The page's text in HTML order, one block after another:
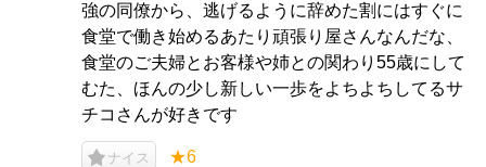
強の同僚から、逃げるように辞めた割にはすぐに
食堂で働き始めるあたり頑張り屋さんなんだな、
食堂のご夫婦とお客様や姉との関わり55歳にして
むた、ほんの少し新しい一歩をよちよちしてるサ
チコさんが好きです
ナイス ★6